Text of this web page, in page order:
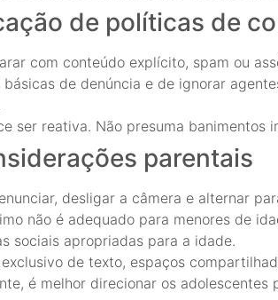
de políticas de
com conteúdo explícito, spam ou
de denúncia e de ignorar
ser reativa. Não presuma banimentos
parentais
desligar a câmera e alternar
não é adequado para menores de
sociais apropriadas para a idade.
de texto, espaços
é melhor direcionar os adolescentes